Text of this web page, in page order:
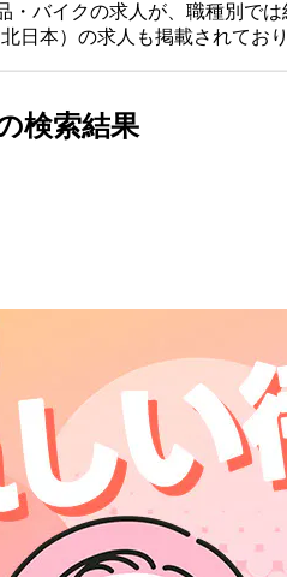
・バイクの求人が、職種別で
日本）の求人も掲載されてお
検索結果